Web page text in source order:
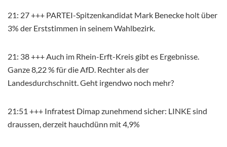
21: 27 +++ PARTEI-Spitzenkandidat Mark Benecke holt über
3% der Erststimmen in seinem Wahlbezirk.
21: 38 +++ Auch im Rhein-Erft-Kreis gibt es Ergebnisse.
Ganze 8,22 % für die AfD. Rechter als der
Landesdurchschnitt. Geht irgendwo noch mehr?
21:51 +++ Infratest Dimapzunehmend sicher: LINKE sind
draussen, derzeit hauchdünn mit 4,9%